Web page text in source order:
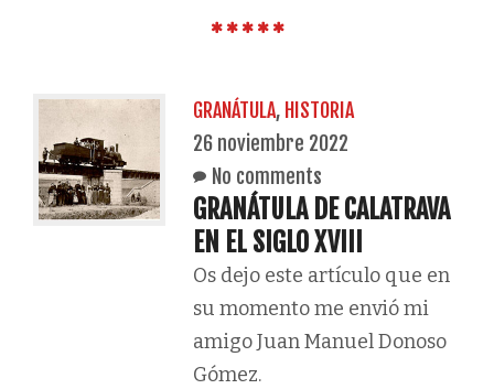
GRANÁTULA, HISTORIA
26 noviembre 2022
No comments
GRANÁTULA DE CALATRAVA
EN EL SIGLO XVIII
Os dejo este artículo que en
su momento me envió mi
amigo Juan Manuel Donoso
Gómez.